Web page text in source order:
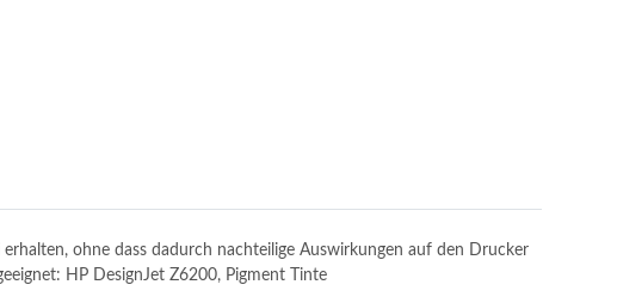
ohne dass dadurch nachteilige Auswirkungen auf den Drucker
HP DesignJet Z6200, Pigment Tinte